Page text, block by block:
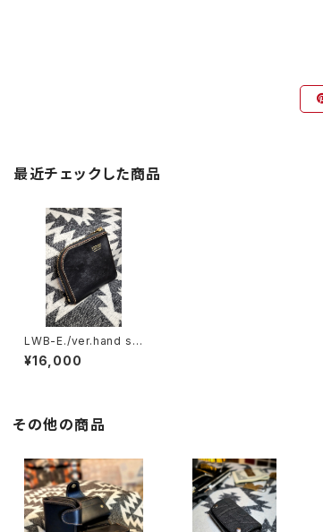
最近チェックした商品
LWB-E./ver.hand sti
tch(L型ファスナーウォ
レット)
¥16,000
その他の商品